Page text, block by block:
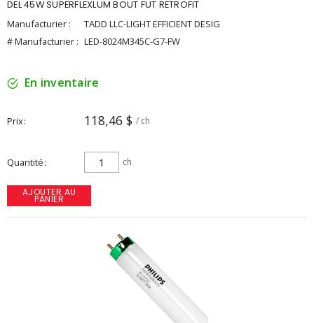
DEL 45W SUPERFLEXLUM BOUT FUT RETROFIT
Manufacturier :
TADD LLC-LIGHT EFFICIENT DESIG
# Manufacturier : LED-8024M345C-G7-FW
En inventaire
Prix 118,46 $ / ch
Quantité ch
AJOUTER AU
PANIER